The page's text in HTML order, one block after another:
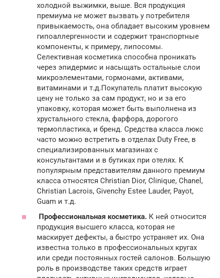
холодной выжимки, выше. Вся продукция
премиума не может вызвать у потребителя
привыкаемость, она обладает высоким уровнем
гипоаллергенности и содержит транспортные
компоненты, к примеру, липосомы.
Селективная косметика способна проникать
через эпидермис и насыщать остальные слои
микроэлементами, гормонами, активами,
витаминами и т.д.Покупатель платит высокую
цену не только за сам продукт, но и за его
упаковку, которая может быть выполнена из
хрустального стекла, фарфора, дорогого
термопластика, и бренд. Средства класса люкс
часто можно встретить в отделах Duty Free, в
специализированных магазинах с
консультантами и в бутиках при отелях. К
популярным представителям данного премиум
класса относятся Christian Dior, Clinique, Chanel,
Christian Lacrois, Givenchy Estee Lauder, Payot,
Guam и т.д.
Профессиональная косметика. К ней относится
продукция высшего класса, которая не
маскирует дефекты, а быстро устраняет их. Она
известна только в профессиональных кругах
или среди постоянных гостей салонов. Большую
роль в производстве таких средств играет